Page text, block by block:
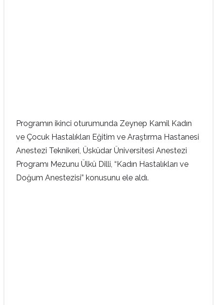
Programın ikinci oturumunda Zeynep Kamil Kadın
ve Çocuk Hastalıkları Eğitim ve Araştırma Hastanesi
Anestezi Teknikeri, Üsküdar Üniversitesi Anestezi
Programı Mezunu Ülkü Dilli, “Kadın Hastalıkları ve
Doğum Anestezisi” konusunu ele aldı.